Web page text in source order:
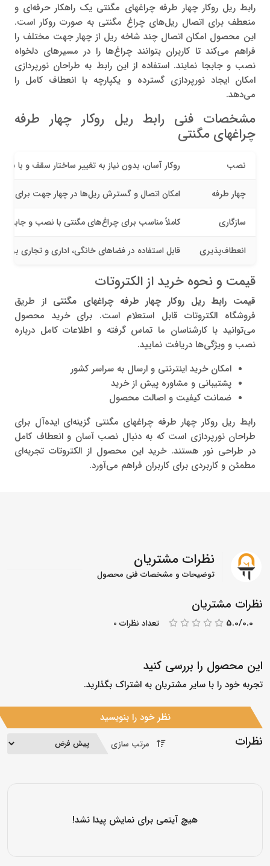
رابط ریل روکار چهار طرفه چراغهای مگنتی یک راهکار حرفه‌ای و
منعطف برای اتصال ریل‌های چراغ مگنتی به صورت روکار است.
این محصول امکان اتصال چند شاخه ریل از چهار جهت مختلف را
فراهم می‌کند تا کاربران بتوانند چراغ‌ها را در مسیرهای دلخواه
نصب و جابجا نمایند. استفاده از این رابط به طراحان نورپردازی
امکان ایجاد نورپردازی گسترده و یکپارچه با انعطاف کامل را
می‌دهد.
مشخصات فنی رابط ریل روکار چهار طرفه
چراغهای مگنتی
نصب روکار آسان، بدون نیاز به تغییر ساختار سقف و با
چهار طرفه امکان اتصال و گسترش ریل‌ها در چهار جهت برای
سازگاری کاملاً مناسب برای چراغ‌های مگنتی با نصب و
انعطاف‌پذیری قابل استفاده در فضاهای خانگی، اداری و تجاری
قیمت و نحوه خرید از الکتروتات
قیمت رابط ریل روکار چهار طرفه چراغهای مگنتی از طریق
فروشگاه الکتروتات قابل استعلام است. برای خرید محصول
می‌توانید با کارشناسان ما تماس گرفته و اطلاعات کامل درباره
نصب و ویژگی‌ها دریافت نمایید.
امکان خرید اینترنتی و ارسال به سراسر کشور
پشتیبانی و مشاوره پیش از خرید
ضمانت کیفیت و اصالت محصول
رابط ریل روکار چهار طرفه چراغهای مگنتی گزینه‌ای ایده‌آل برای
طراحان نورپردازی است که به دنبال نصب آسان و انعطاف کامل
در طراحی نور هستند. خرید این محصول از الکتروتات تجربه‌ای
مطمئن و کاربردی برای کاربران فراهم می‌آورد.
نظرات مشتریان
توضیحات و مشخصات فنی محصول
نظرات مشتریان
5.0/0.0 تعداد نظرات 0
این محصول را بررسی کنید
تجربه خود را با سایر مشتریان به اشتراک بگذارید.
نظر خود را بنویسید
نظرات مرتب سازی
هیچ آیتمی برای نمایش پیدا نشد!